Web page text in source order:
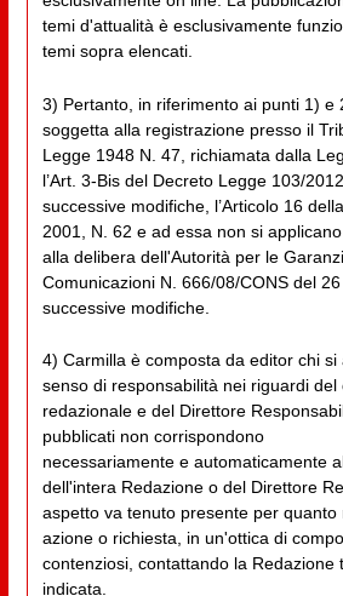
temi d'attualità è esclusivamente
temi sopra elencati.
3) Pertanto, in riferimento ai punti 1) e
soggetta alla registrazione presso il
Legge 1948 N. 47, richiamata dalla
l’Art. 3-Bis del Decreto Legge 103/
successive modifiche, l’Articolo 16
2001, N. 62 e ad essa non si
alla delibera dell'Autorità per le
Comunicazioni N. 666/08/CONS del
successive modifiche.
4) Carmilla è composta da editor chi si
senso di responsabilità nei riguardi del
redazionale e del Direttore
pubblicati non corrispondono
necessariamente e automaticamente
dell'intera Redazione o del Direttore
aspetto va tenuto presente per
azione o richiesta, in un'ottica di
contenziosi, contattando la Redazione
indicata.